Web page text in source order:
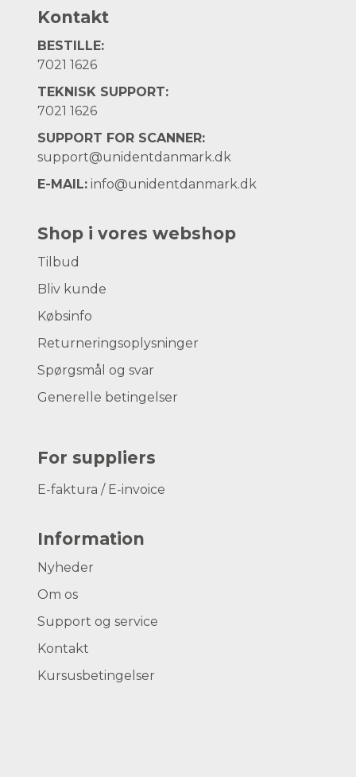
Kontakt
BESTILLE:
7021 1626
TEKNISK SUPPORT:
7021 1626
SUPPORT FOR SCANNER:
support@unidentdanmark.dk
E-MAIL: info@unidentdanmark.dk
Shop i vores webshop
Tilbud
Bliv kunde
Købsinfo
Returneringsoplysninger
Spørgsmål og svar
Generelle betingelser
For suppliers
E-faktura / E-invoice
Information
Nyheder
Om os
Support og service
Kontakt
Kursusbetingelser